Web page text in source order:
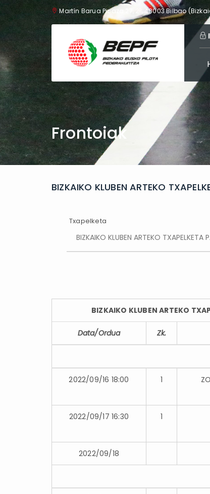
Martín Barua Picaza 27, 2º, 48003 Bilbao
Frontoiak
BIZKAIKO KLUBEN ARTEKO
Txapelketa
BIZKAIKO KLUBEN ARTEKO
Data/Ordua Zk.
2022/09/16 18:00 1
2022/09/17 16:30 1
2022/09/18